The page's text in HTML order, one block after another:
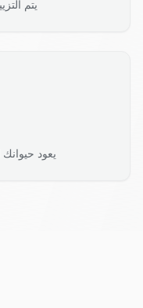
يتم
يعود حيوانك